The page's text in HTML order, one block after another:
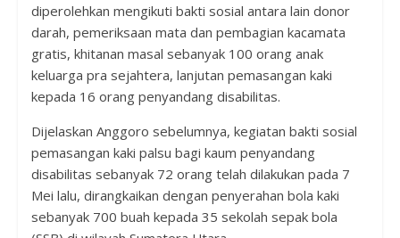
diperolehkan mengikuti bakti sosial antara lain donor
darah, pemeriksaan mata dan pembagian kacamata
gratis, khitanan masal sebanyak 100 orang anak
keluarga pra sejahtera, lanjutan pemasangan kaki
kepada 16 orang penyandang disabilitas.
Dijelaskan Anggoro sebelumnya, kegiatan bakti sosial
pemasangan kaki palsu bagi kaum penyandang
disabilitas sebanyak 72 orang telah dilakukan pada 7
Mei lalu, dirangkaikan dengan penyerahan bola kaki
sebanyak 700 buah kepada 35 sekolah sepak bola